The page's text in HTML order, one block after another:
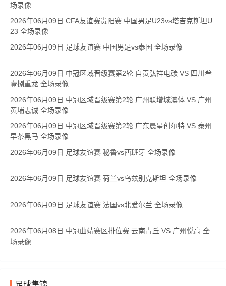
场录像
2026年06月09日 CFA友谊赛贵阳赛 中国男足U23vs塔吉克斯坦U
23 全场录像
2026年06月09日 足球友谊赛 中国男足vs泰国 全场录像
2026年06月09日 中冠区域晋级赛第2轮 自贡弘祥电碳 VS 四川叁
壹捌重龙 全场录像
2026年06月09日 中冠区域晋级赛第2轮 广州联增城澳体 VS 广州
黄埔志诚 全场录像
2026年06月09日 中冠区域晋级赛第2轮 广东晨星创尔特 VS 泰州
早茶黑马 全场录像
2026年06月09日 足球友谊赛 秘鲁vs西班牙 全场录像
2026年06月09日 足球友谊赛 荷兰vs乌兹别克斯坦 全场录像
2026年06月09日 足球友谊赛 法国vs北爱尔兰 全场录像
2026年06月08日 中冠曲靖赛区排位赛 云南青丘 VS 广州悦高 全
场录像